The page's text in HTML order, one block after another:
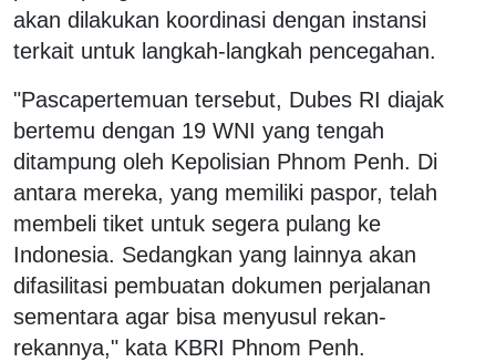
akan dilakukan koordinasi dengan instansi
terkait untuk langkah-langkah pencegahan.
"Pascapertemuan tersebut, Dubes RI diajak
bertemu dengan 19 WNI yang tengah
ditampung oleh Kepolisian Phnom Penh. Di
antara mereka, yang memiliki paspor, telah
membeli tiket untuk segera pulang ke
Indonesia. Sedangkan yang lainnya akan
difasilitasi pembuatan dokumen perjalanan
sementara agar bisa menyusul rekan-
rekannya," kata KBRI Phnom Penh.